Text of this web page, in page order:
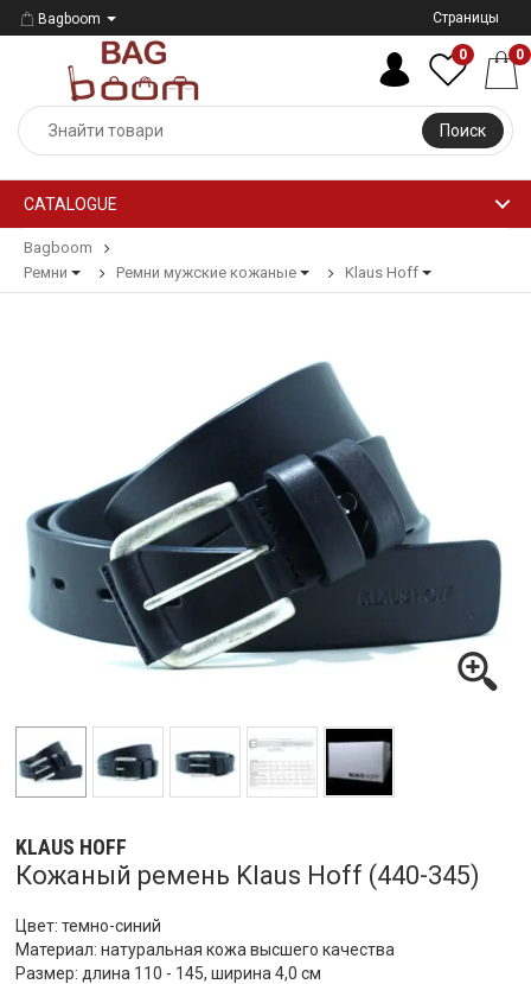
Bagboom Страницы
Поиск
0 0
CATALOGUE
Bagboom
Ремни
Ремни мужские кожаные Klaus Hoff
KLAUS HOFF
Кожаный ремень Klaus Hoff (440-345)
Цвет: темно-синий
Материал: натуральная кожа высшего качества
Размер: длина 110 - 145, ширина 4,0 см